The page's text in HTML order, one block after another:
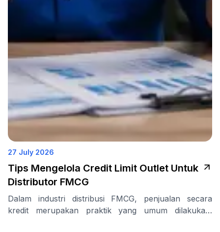
27 July 2026
Tips Mengelola Credit Limit Outlet Untuk
Distributor FMCG
Dalam industri distribusi FMCG, penjualan secara
kredit merupakan praktik yang umum dilakukan.